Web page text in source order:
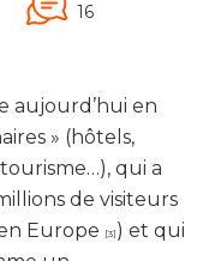
16
aujourd’hui en
» (hôtels,
qui a
de visiteurs
Europe [3] ) et qui